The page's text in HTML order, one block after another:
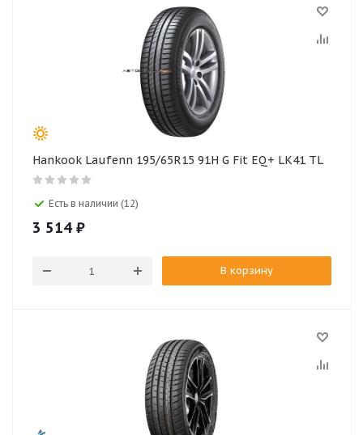
Hankook Laufenn 195/65R15 91H G Fit EQ+ LK41 TL
Есть в наличии (12)
3 514 ₽
В корзину